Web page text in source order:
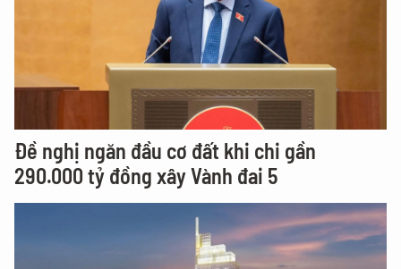
Đề nghị ngăn đầu cơ đất khi chi gần
290.000 tỷ đồng xây Vành đai 5